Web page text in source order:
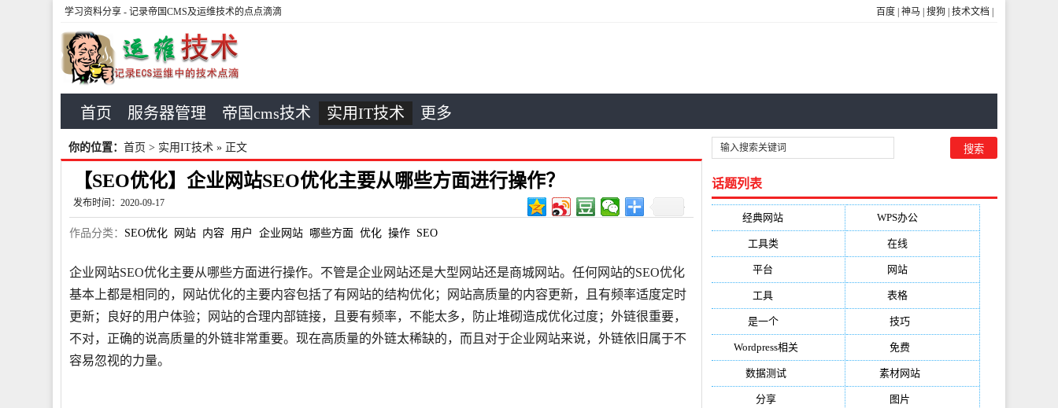
百度 神马 搜狗 技术文档
学习资料分享 - 记录帝国CMS及运维技术的点点滴滴
首页 服务器管理 帝国cms技术 实用IT技术 更多
你的位置： 首页 > 实用IT技术 » 正文
【SEO优化】企业网站SEO优化主要从哪些方面进行操作？
发布时间：2020-09-17
作品分类： SEO优化 网站 内容 用户 企业网站 哪些方面 优化 操作 SEO
企业网站SEO优化主要从哪些方面进行操作。不管是企业网站还是大型网站还是商城网站。任何网站的SEO优化
基本上都是相同的，网站优化的主要内容包括了有网站的结构优化；网站高质量的内容更新，且有频率适度定时
更新；良好的用户体验；网站的合理内部链接，且要有频率，不能太多，防止堆砌造成优化过度；外链很重要，
不对，正确的说高质量的外链非常重要。现在高质量的外链太稀缺的，而且对于企业网站来说，外链依旧属于不
容易忽视的力量。
话题列表
经典网站 WPS办公(2513)
工具类(1994) 在线(1987)
平台 网站(1170)
工具 表格(1052)
是一个(1026) 技巧
Wordpress相关(851) 免费
数据测试(788) 素材网站
分享(676) 图片